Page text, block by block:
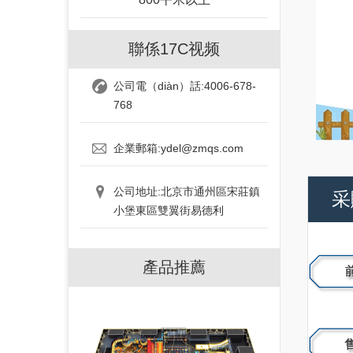
聯係17C视频
公司電（diàn）話:4006-678-
768
企業郵箱:ydel@zmqs.com
公司地址:北京市通州區宋莊鎮
小堡東區雙翼街易德利
產品推薦